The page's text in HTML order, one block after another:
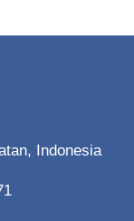
Indonesia